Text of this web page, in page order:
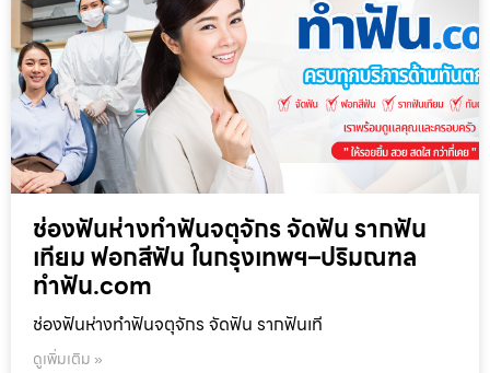
ช่องฟันห่างทำฟันจตุจักร จัดฟัน รากฟัน
เทียม ฟอกสีฟัน ในกรุงเทพฯ–ปริมณฑล
ทำฟัน.com
ช่องฟันห่างทำฟันจตุจักร จัดฟัน รากฟันเที
ดูเพิ่มเติม »